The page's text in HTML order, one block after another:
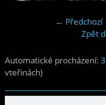
← Předchozí
Zpět
Automatické procházení: 3
vteřinách)